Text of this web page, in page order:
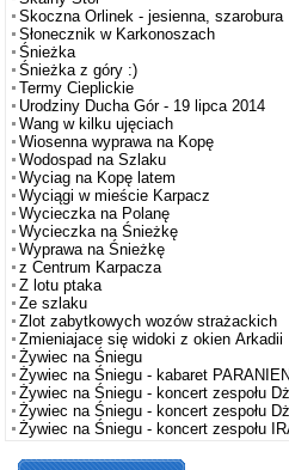
Skoczna Orlinek - jesienna, szarobura
Słonecznik w Karkonoszach
Śnieżka
Śnieżka z góry :)
Termy Cieplickie
Urodziny Ducha Gór - 19 lipca 2014
Wang w kilku ujęciach
Wiosenna wyprawa na Kopę
Wodospad na Szlaku
Wyciag na Kopę latem
Wyciągi w mieście Karpacz
Wycieczka na Polanę
Wycieczka na Śnieżkę
Wyprawa na Śnieżkę
z Centrum Karpacza
Z lotu ptaka
Ze szlaku
Zlot zabytkowych wozów strażackich
Zmieniajace się widoki z okien Arkadii
Żywiec na Śniegu
Żywiec na Śniegu - kabaret
Żywiec na Śniegu - koncert zespołu
Żywiec na Śniegu - koncert zespołu
Żywiec na Śniegu - koncert zespołu